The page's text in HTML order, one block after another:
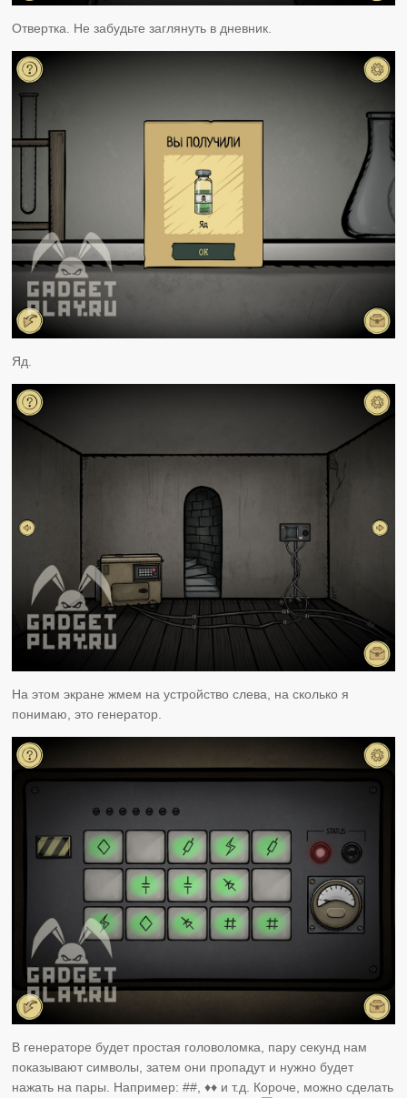
Отвертка. Не забудьте заглянуть в дневник.
Яд.
На этом экране жмем на устройство слева, на сколько я
понимаю, это генератор.
В генераторе будет простая головоломка, пару секунд нам
показывают символы, затем они пропадут и нужно будет
нажать на пары. Например: ##, ♦︎♦︎ и т.д. Короче, можно сделать